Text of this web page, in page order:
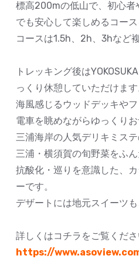
標高200mの低山で、初心者
でも安心して楽しめるコース
コースは1.5h、2h、3hなど
トレッキング後は
っくり休憩していただけます
海風感じるウッドデッキや
電車を眺めながらゆっくりお
三浦海岸の人気デリキミステ
三浦・横須賀の旬野菜をふ
抗酸化・巡りを意識した、
ーです。
デザートには地元スイーツも
詳しくはコチラをご覧くださ
https://